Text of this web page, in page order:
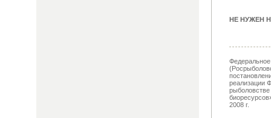
НЕ НУЖЕН
Федеральное
реализации
2008 г.